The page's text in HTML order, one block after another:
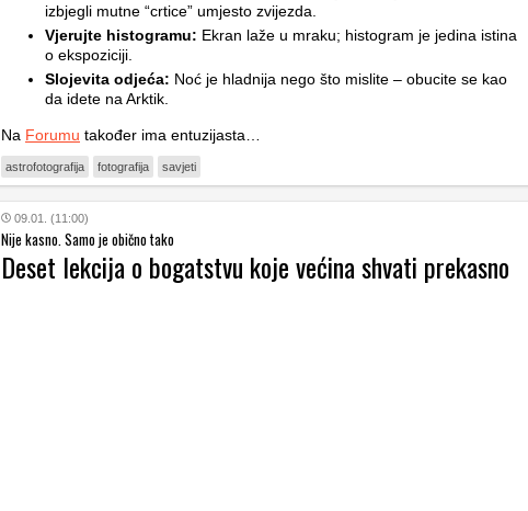
izbjegli mutne “crtice” umjesto zvijezda.
Vjerujte histogramu: Ekran laže u mraku; histogram je jedina istina
o ekspoziciji.
Slojevita odjeća: Noć je hladnija nego što mislite – obucite se kao
da idete na Arktik.
Na Forumu također ima entuzijasta…
astrofotografija fotografija savjeti
09.01. (11:00)
Nije kasno. Samo je obično tako
Deset lekcija o bogatstvu koje većina shvati prekasno